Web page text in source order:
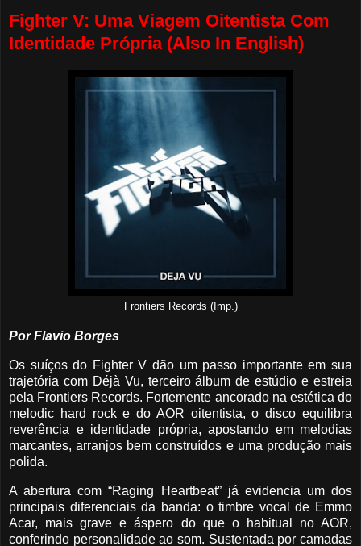
Fighter V: Uma Viagem Oitentista Com
Identidade Própria (Also In English)
Frontiers Records (Imp.)
Por Flavio Borges
Os suíços do Fighter V dão um passo importante em sua
trajetória com Déjà Vu, terceiro álbum de estúdio e estreia
pela Frontiers Records. Fortemente ancorado na estética do
melodic hard rock e do AOR oitentista, o disco equilibra
reverência e identidade própria, apostando em melodias
marcantes, arranjos bem construídos e uma produção mais
polida.
A abertura com “Raging Heartbeat” já evidencia um dos
principais diferenciais da banda: o timbre vocal de Emmo
Acar, mais grave e áspero do que o habitual no AOR,
conferindo personalidade ao som. Sustentada por camadas